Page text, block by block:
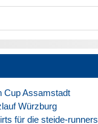
Cup Assamstadt
Würzburg
für die steide-runners